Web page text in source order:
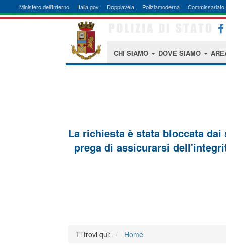
Ministero dell'Interno Italia.gov Doppiavela Poliziamoderna Commissariato
CHI SIAMO DOVE SIAMO
La richiesta è stata bloccata
prega di assicurarsi
Ti trovi qui: Home